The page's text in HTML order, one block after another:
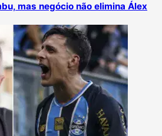
mas negócio não elimina Álex